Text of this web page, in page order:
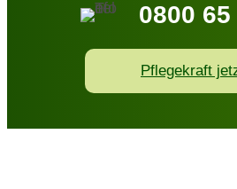
0800
Pflegekraft